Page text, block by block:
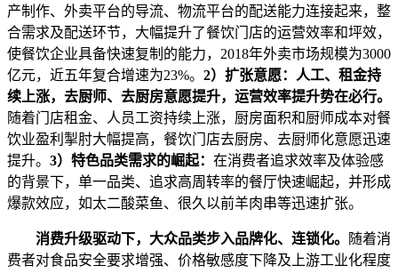
产制作、外卖平台的导流、物流平台的配送能力连接起来，整
合需求及配送环节，大幅提升了餐饮门店的运营效率和坪效，
使餐饮企业具备快速复制的能力，2018年外卖市场规模为3000
亿元，近五年复合增速为23%。 2）扩张意愿： 人工、租金持
续上涨，去厨师、去厨房意愿提升，运营效率提升势在必行。
随着门店租金、人员工资持续上涨，厨房面积和厨师成本对餐
饮业盈利掣肘大幅提高，餐饮门店去厨房、去厨师化意愿迅速
提升。 3）特色品类需求的崛起： 在消费者追求效率及体验感
的背景下，单一品类、追求高周转率的餐厅快速崛起，并形成
爆款效应，如太二酸菜鱼、很久以前羊肉串等迅速扩张。
消费升级驱动下，大众品类步入品牌化、连锁化。
随着消
费者对食品安全要求增强、价格敏感度下降及上游工业化程度